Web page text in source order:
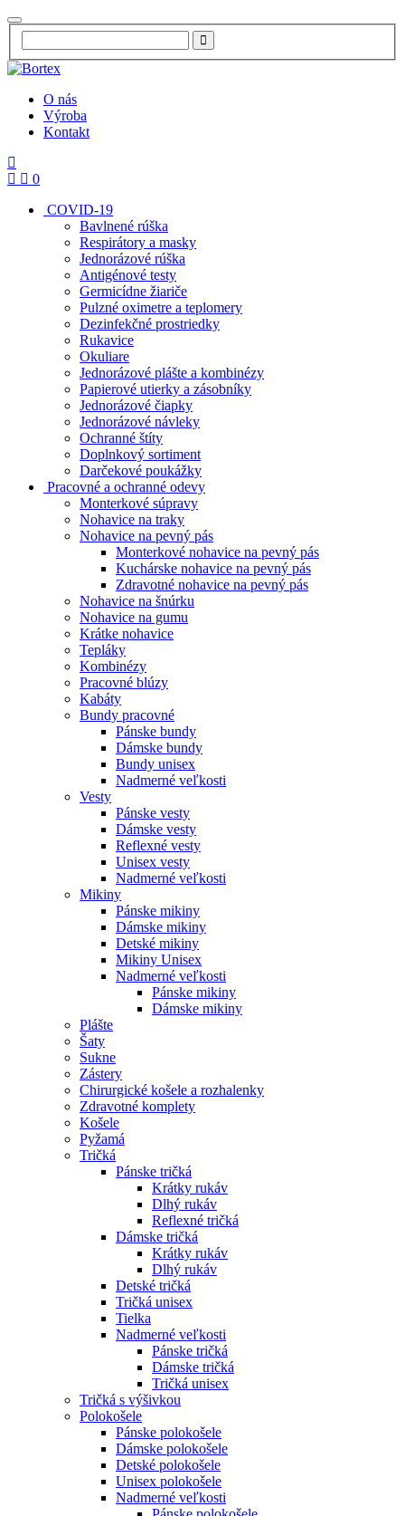
O nás
Výroba
Kontakt
0
COVID-19
Bavlnené rúška
Respirátory a masky
Jednorázové rúška
Antigénové testy
Germicídne žiariče
Pulzné oximetre a teplomery
Dezinfekčné prostriedky
Rukavice
Okuliare
Jednorázové plášte a kombinézy
Papierové utierky a zásobníky
Jednorázové čiapky
Jednorázové návleky
Ochranné štíty
Doplnkový sortiment
Darčekové poukážky
Pracovné a ochranné odevy
Monterkové súpravy
Nohavice na traky
Nohavice na pevný pás
Monterkové nohavice na pevný pás
Kuchárske nohavice na pevný pás
Zdravotné nohavice na pevný pás
Nohavice na šnúrku
Nohavice na gumu
Krátke nohavice
Tepláky
Kombinézy
Pracovné blúzy
Kabáty
Bundy pracovné
Pánske bundy
Dámske bundy
Bundy unisex
Nadmerné veľkosti
Vesty
Pánske vesty
Dámske vesty
Reflexné vesty
Unisex vesty
Nadmerné veľkosti
Mikiny
Pánske mikiny
Dámske mikiny
Detské mikiny
Mikiny Unisex
Nadmerné veľkosti
Pánske mikiny
Dámske mikiny
Plášte
Šaty
Sukne
Zástery
Chirurgické košele a rozhalenky
Zdravotné komplety
Košele
Pyžamá
Tričká
Pánske tričká
Krátky rukáv
Dlhý rukáv
Reflexné tričká
Dámske tričká
Krátky rukáv
Dlhý rukáv
Detské tričká
Tričká unisex
Tielka
Nadmerné veľkosti
Pánske tričká
Dámske tričká
Tričká unisex
Tričká s výšivkou
Polokošele
Pánske polokošele
Dámske polokošele
Detské polokošele
Unisex polokošele
Nadmerné veľkosti